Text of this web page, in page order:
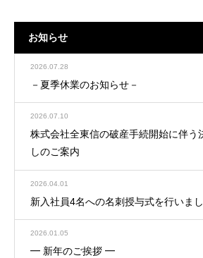
お知らせ
2026.07.28
－夏季休業のお知らせ－
2026.07.10
株式会社全東信の破産手続開始に伴う
しのご案内
2026.04.01
新入社員4名への名刺授与式を行いま
2026.01.05
━ 新年のご挨拶 ━